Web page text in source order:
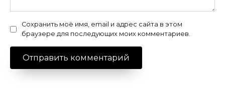
Сохранить моё имя, email и адрес сайта в этом
браузере для последующих моих комментариев.